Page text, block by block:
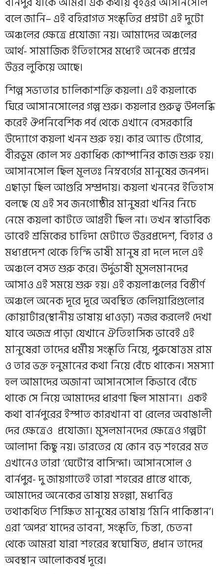
বলে জানি– এই বহিরাগত সংস্কৃতির প্রশ্নটা এই দুটো
অঞ্চলের ক্ষেত্রে প্রযোজ্য নয়। আমাদের অঞ্চলের
আর্থ- সামাজিক ইতিহাসের মধ্যেই অনেক প্রশ্নের
উত্তর লুকিয়ে আছে।
শিল্প সভ্যতার চালিকাশক্তি কয়লা। এই কয়লাকে
ঘিরে আসানসোলের গল্প শুরু। কয়লার গুরুত্ব উপলব্ধি
করেই ঔপনিবেশিক পর্ব থেকে এখানে বেসরকারি
উদ্যোগে কয়লা খনন শুরু হয়। কার অ্যান্ড টেগোর,
বীরভূম কোল সহ একাধিক কোম্পানির কাজ শুরু হয়।
আসানসোল ছিল মূলতঃ নিম্নবর্গের মানুষের জনপদ।
এছাড়া ছিল আগুরি সম্প্রদায়। কয়লা খননের ইতিহাস
বলছে যে এই সব জনগোষ্ঠীর মানুষরা খনির নিচে
নেমে কয়লা কাটতে আগ্রহী ছিল না। তখন স্বাভাবিক
ভাবেই শ্রমিকের চাহিদা মেটাতে উত্তরপ্রদেশ, বিহার ও
মধ্যপ্রদেশ থেকে হিন্দি ভাষী মানুষ রা দলে দলে এই
অঞ্চলে বসত শুরু করে। উর্দুভাষী মুসলমানদের
আসাও এই সময়ে শুরু হয়। এই কয়লাঞ্চলের বিস্তীর্ণ
অঞ্চলে অনেক দূরে দূরে অবস্থিত কেলিয়ারিগুলোর
কোয়ার্টার(স্থানীয় ভাষায় ধাওড়া) নজর করলেই দেখা
যাবে অজস্র পাড়া যেখানে ঐতিহাসিক ভাবেই এই
মানুষেরা তাদের ধর্মীয় সংস্কৃতি নিয়ে, পুরুষোত্তম রাম
ও তার ভক্ত হনুমানের কথা নিয়ে বেঁচে থাকেন। সমস্যা
হল আমাদের অজানা আসানসোল কিভাবে বেঁচে
থাকে সে নিয়ে আমাদের ধারণা ছিল সামান্য। একই
কথা বার্নপুরের ইস্পাত কারখানা বা রেলের অবাঙালী
দের ক্ষেত্রেও প্রযোজ্য। মুসলমানদের ক্ষেত্রেও গল্পটা
আলাদা কিছু নয়। ভারতের যে কোন বড় শহরের মত
এখানেও তারা ‘ঘেটো’র বাসিন্দা। আসানসোল ও
বার্নপুর- দু জায়গাতেই তারা শহরের প্রান্তে থাকে,
আমাদের অনেকের ভাষায় মহল্লা, মধ্যবিত্ত
তথাকথিত শিক্ষিত মানুষের ভাষায় ‘মিনি পাকিস্তান’।
এরা ‘অপর’ যাদের ভাবনা, সংস্কৃতি, চিন্তা, চেতনা
থেকে আমরা যারা শহরের স্বঘোষিত, প্রধান তাদের
অবস্থান আলোকবর্ষ দূরে।